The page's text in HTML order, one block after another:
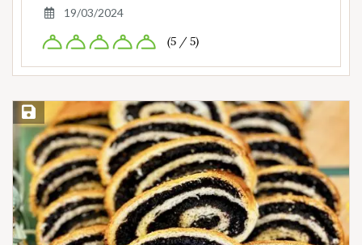
19/03/2024
(5 / 5)
Save Recipe